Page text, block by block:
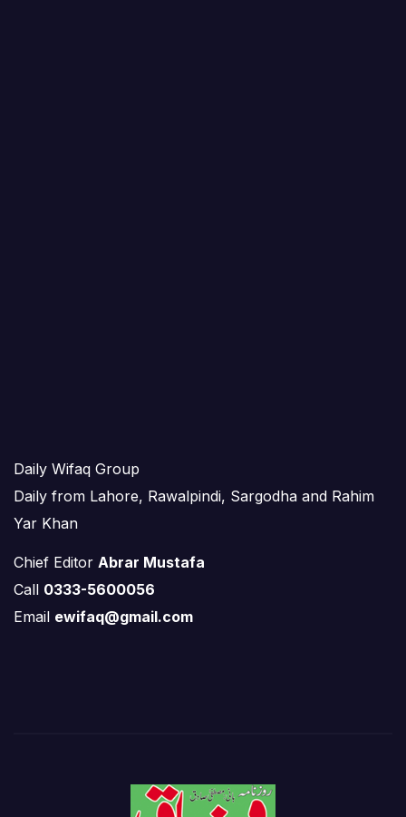
Daily Wifaq Group
Daily from Lahore, Rawalpindi, Sargodha and Rahim
Yar Khan
Chief Editor Abrar Mustafa
Call 0333-5600056
Email ewifaq@gmail.com